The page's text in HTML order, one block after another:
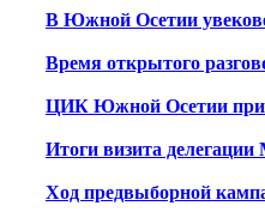
В Южной Осетии
Время открытого
ЦИК Южной Осетии
Итоги визита делегации
Ход предвыборной